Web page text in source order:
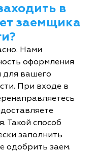
в
заемщика
Нами
оформления
для вашего
При входе в
Такой способ
заполнить
одобрить заем.